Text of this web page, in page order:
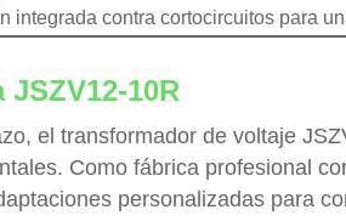
integrada contra cortocircuitos para
10R
el transformador de voltaje
Como fábrica profesional
personalizadas para